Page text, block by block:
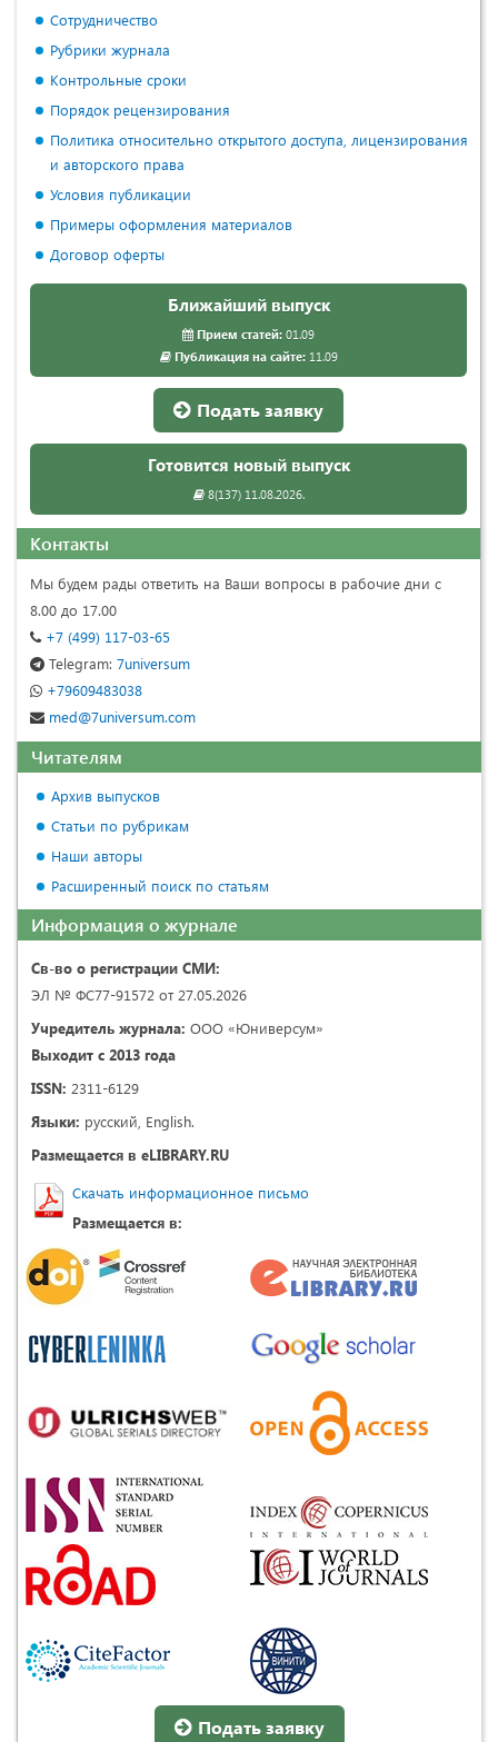
Сотрудничество
Рубрики журнала
Контрольные сроки
Порядок рецензирования
Политика относительно открытого доступа, лицензирования
и авторского права
Условия публикации
Примеры оформления материалов
Договор оферты
Ближайший выпуск
Прием статей: 01.09
Публикация на сайте:11.09
Подать заявку
Готовится новый выпуск
8(137) 11.08.2026.
Контакты
Мы будем рады ответить на Ваши вопросы в рабочие дни с
8.00 до 17.00
+7 (499) 117-03-65
Telegram: 7universum
+79609483038
med@7universum.com
Читателям
Архив выпусков
Статьи по рубрикам
Наши авторы
Расширенный поиск по статьям
Информация о журнале
Св-во о регистрации СМИ:
ЭЛ № ФС77-91572 от 27.05.2026
Учредитель журнала: ООО «Юниверсум»
Выходит с 2013 года
ISSN: 2311-6129
Языки: русский, English.
Размещается в eLIBRARY.RU
Скачать информационное письмо
Размещается в:
Подать заявку